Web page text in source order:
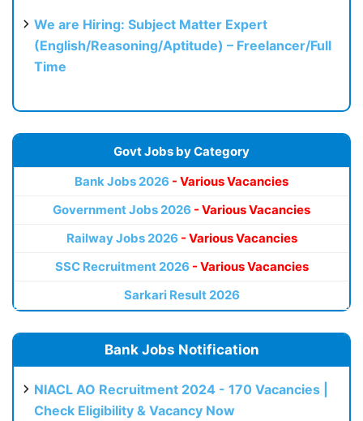
We are Hiring: Subject Matter Expert
(English/Reasoning/Aptitude) – Freelancer/Full
Time
Govt Jobs by Category
Bank Jobs 2026 - Various Vacancies
Government Jobs 2026 - Various Vacancies
Railway Jobs 2026 - Various Vacancies
SSC Recruitment 2026 - Various Vacancies
Sarkari Result 2026
Bank Jobs Notification
NIACL AO Recruitment 2024 - 170 Vacancies |
Check Eligibility & Vacancy Now